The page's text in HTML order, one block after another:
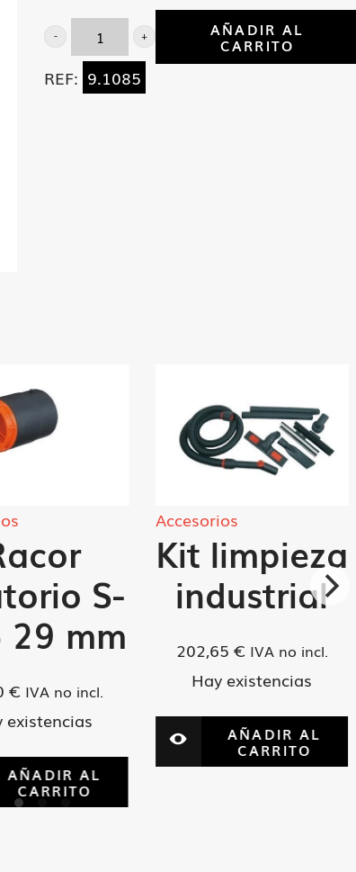
Interno
para
AÑADIR AL
CARRITO
REF: 9.1085
S-
29 mm
€ IVA no incl.
existencias
AÑADIR AL
CARRITO
Accesorios
Kit limpieza
industrial
202,65 € IVA no incl.
Hay existencias
AÑADIR AL
CARRITO